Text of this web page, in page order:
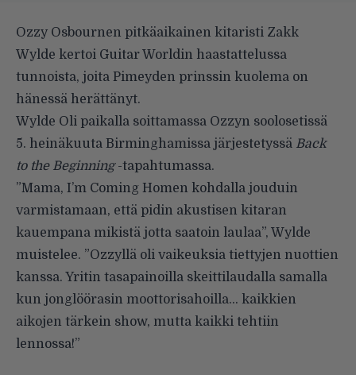
Ozzy Osbournen pitkäaikainen kitaristi Zakk
Wylde kertoi Guitar Worldin haastattelussa
tunnoista, joita Pimeyden prinssin kuolema on
hänessä herättänyt.
Wylde Oli paikalla soittamassa Ozzyn soolosetissä
5. heinäkuuta Birminghamissa järjestetyssä Back
to the Beginning-tapahtumassa.
”Mama, I’m Coming Homen kohdalla jouduin
varmistamaan, että pidin akustisen kitaran
kauempana mikistä jotta saatoin laulaa”, Wylde
muistelee. ”Ozzyllä oli vaikeuksia tiettyjen nuottien
kanssa. Yritin tasapainoilla skeittilaudalla samalla
kun jonglöörasin moottorisahoilla… kaikkien
aikojen tärkein show, mutta kaikki tehtiin
lennossa!”